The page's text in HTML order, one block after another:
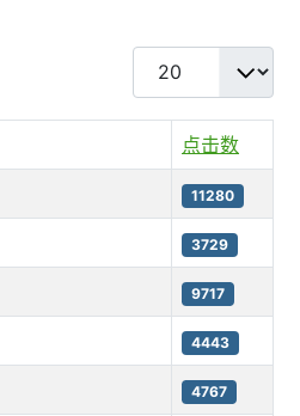
每页显示条数
点击数
11280
3729
9717
4443
4767